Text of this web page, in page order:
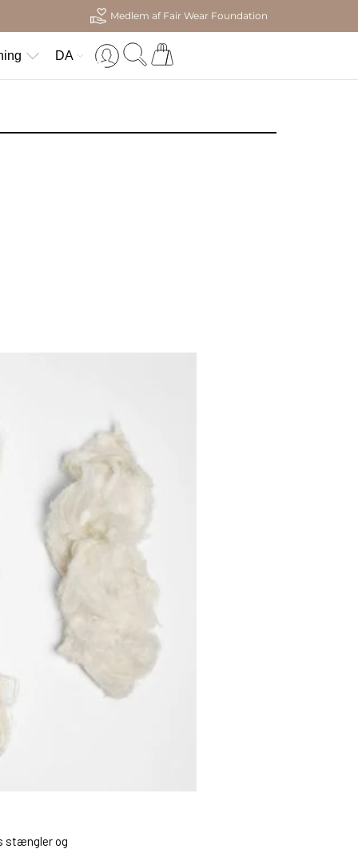
Medlem af Fair Wear Foundation
DA
stængler og